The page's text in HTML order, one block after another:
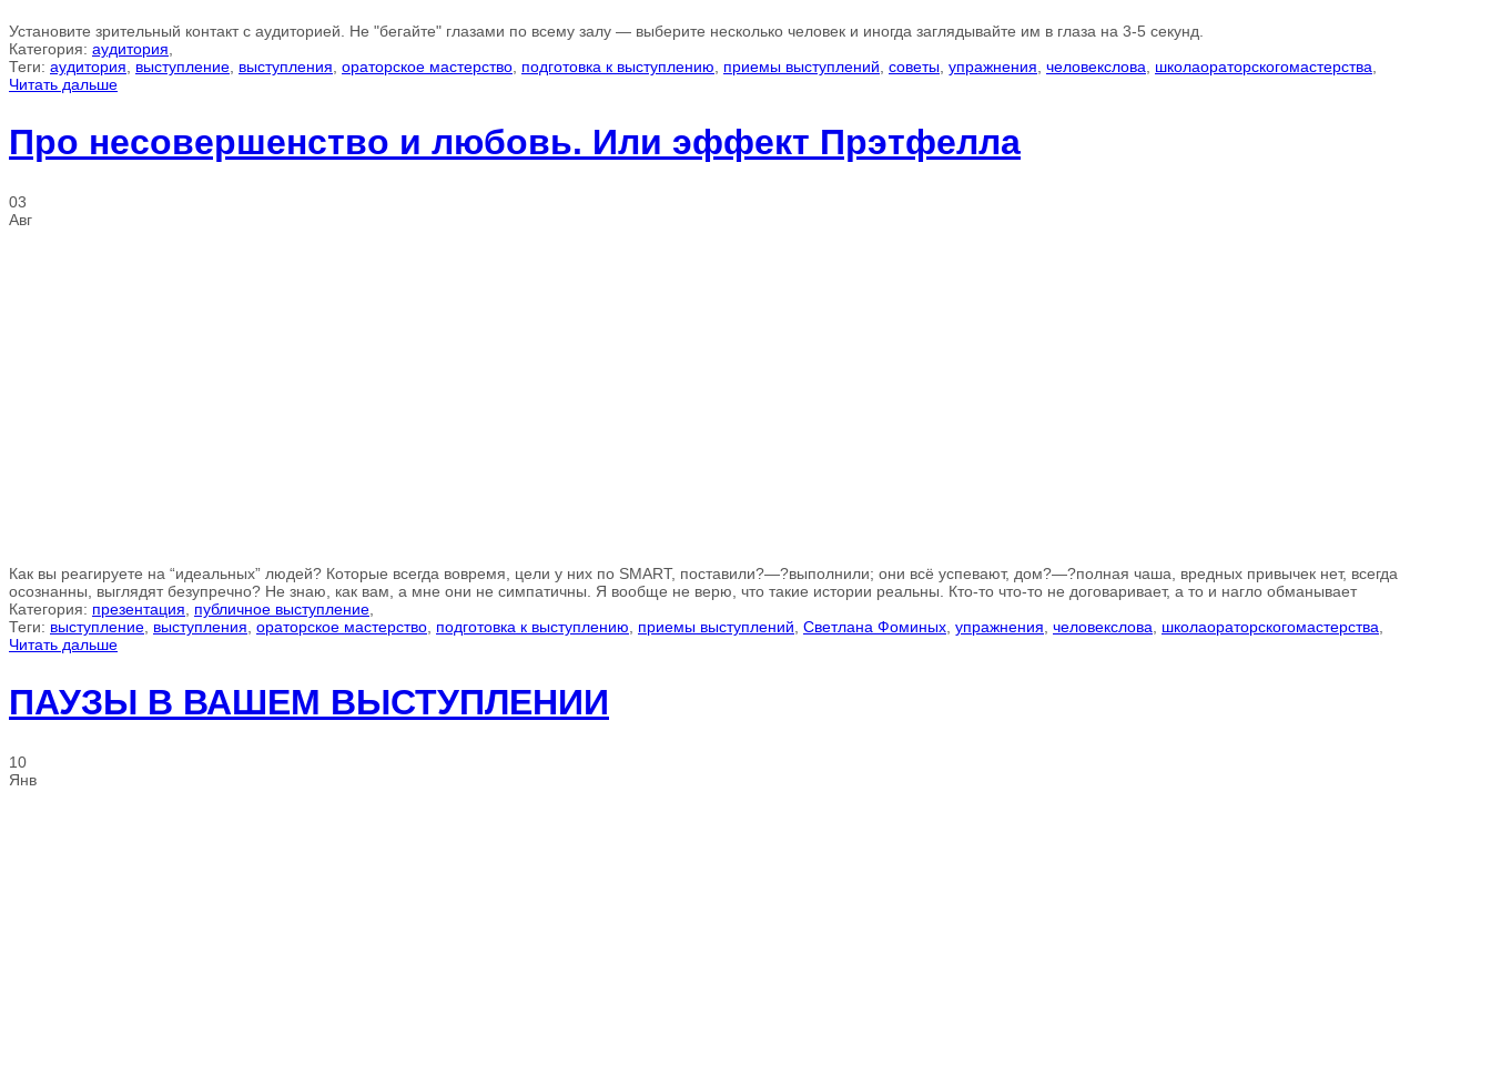
Установите зрительный контакт с аудиторией. Не "бегайте" глазами по всему залу — выберите несколько человек и иногда заглядывайте им в глаза на 3-5 секунд.
Категория: аудитория
Теги: аудитория выступление выступления ораторское мастерство подготовка к выступлению приемы выступлений советы упражнения человекслова школаораторскогомастерства
Читать дальше
Про несовершенство и любовь. Или эффект Прэтфелла
03
Авг
Как вы реагируете на “идеальных” людей? Которые всегда вовремя, цели у них по SMART, поставили?—?выполнили; они всё успевают, дом?—?полная чаша, вредных привычек нет, всегда
осознанны, выглядят безупречно? Не знаю, как вам, а мне они не симпатичны. Я вообще не верю, что такие истории реальны. Кто-то что-то не договаривает, а то и нагло обманывает
Категория: презентация публичное выступление
Теги: выступление выступления ораторское мастерство подготовка к выступлению приемы выступлений Светлана Фоминых упражнения человекслова школаораторскогомастерства
Читать дальше
ПАУЗЫ В ВАШЕМ ВЫСТУПЛЕНИИ
10
Янв